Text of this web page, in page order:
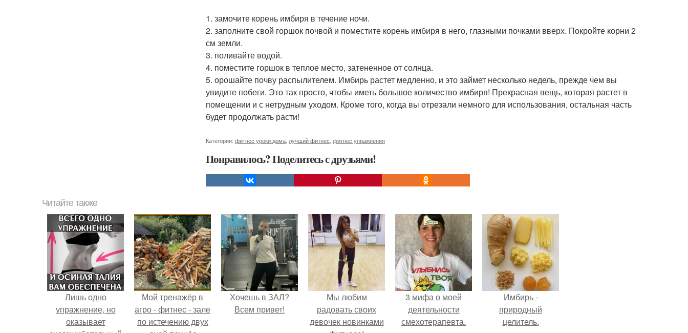
1. замочите корень имбиря в течение ночи.
2. заполните свой горшок почвой и поместите корень имбиря в него, глазными почками вверх. Покройте корни 2
см земли.
3. поливайте водой.
4. поместите горшок в теплое место, затененное от солнца.
5. орошайте почву распылителем. Имбирь растет медленно, и это займет несколько недель, прежде чем вы
увидите побеги. Это так просто, чтобы иметь большое количество имбиря! Прекрасная вещь, которая растет в
помещении и с нетрудным уходом. Кроме того, когда вы отрезали немного для использования, остальная часть
будет продолжать расти!
Категории: фитнес уроки дома лучший фитнес фитнес упражнения
Понравилось? Поделитесь с друзьями!
Читайте также
Лишь одно
упражнение, но
оказывает
Мой тренажёр в
агро - фитнес - зале
по истечению двух
Хочешь в ЗАЛ?
Всем привет!
Мы любим
радовать своих
девочек новинками
3 мифа о моей
деятельности
смехотерапевта.
Имбирь -
природный
целитель.